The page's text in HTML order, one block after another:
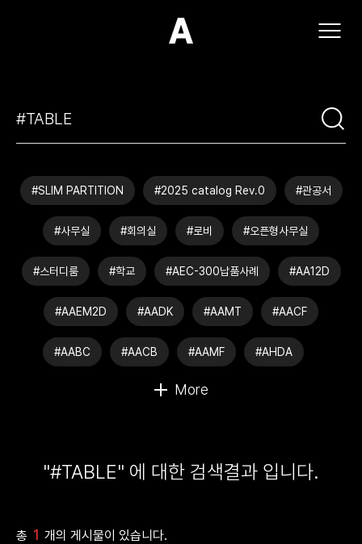
(주)아모스아인스가구
#SLIM PARTITION #2025 catalog Rev.0 #관공서
#사무실 #회의실 #로비 #오픈형사무실
#스터디룸 #학교 #AEC-300납품사례 #AA12D
#AAEM2D #AADK #AAMT #AACF
#AABC #AACB #AAMF #AHDA
"#TABLE" 에 대한 검색결과 입니다.
총 1 개의 게시물이 있습니다.